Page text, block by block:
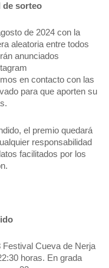
de sorteo
de 2024 con la
aleatoria entre todos
anunciados
en contacto con las
para que aporten su
el premio quedará
responsabilidad
facilitados por los
Festival Cueva de Nerja
horas. En grada